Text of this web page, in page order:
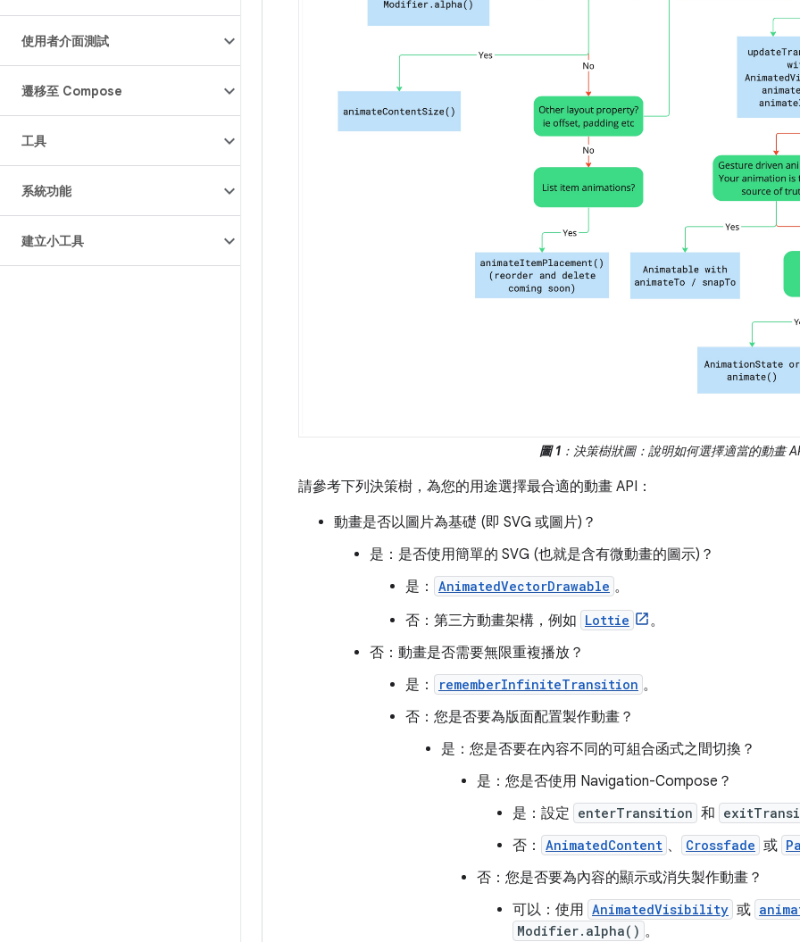
使用者介面測試
遷移至 Compose
工具
系統功能
建立小工具
圖 1：決策樹狀圖：說明如何選擇適當的動畫
請參考下列決策樹，為您的用途選擇最合適的動畫 API：
動畫是否以圖片為基礎 (即 SVG 或圖片)？
是：是否使用簡單的 SVG (也就是含有微動畫的圖示)？
是：
AnimatedVectorDrawable 。
否：第三方動畫架構，例如 Lottie
。
否：動畫是否需要無限重複播放？
是：
rememberInfiniteTransition 。
否：您是否要為版面配置製作動畫？
是：您是否要在內容不同的可組合函式之間切換？
是：您是否使用 Navigation-Compose？
是：設定 enterTransition 和
否： AnimatedContent 、 Crossfade 或
否：您是否要為內容的顯示或消失製作動畫？
可以：使用 AnimatedVisibility 或
Modifier.alpha() 。